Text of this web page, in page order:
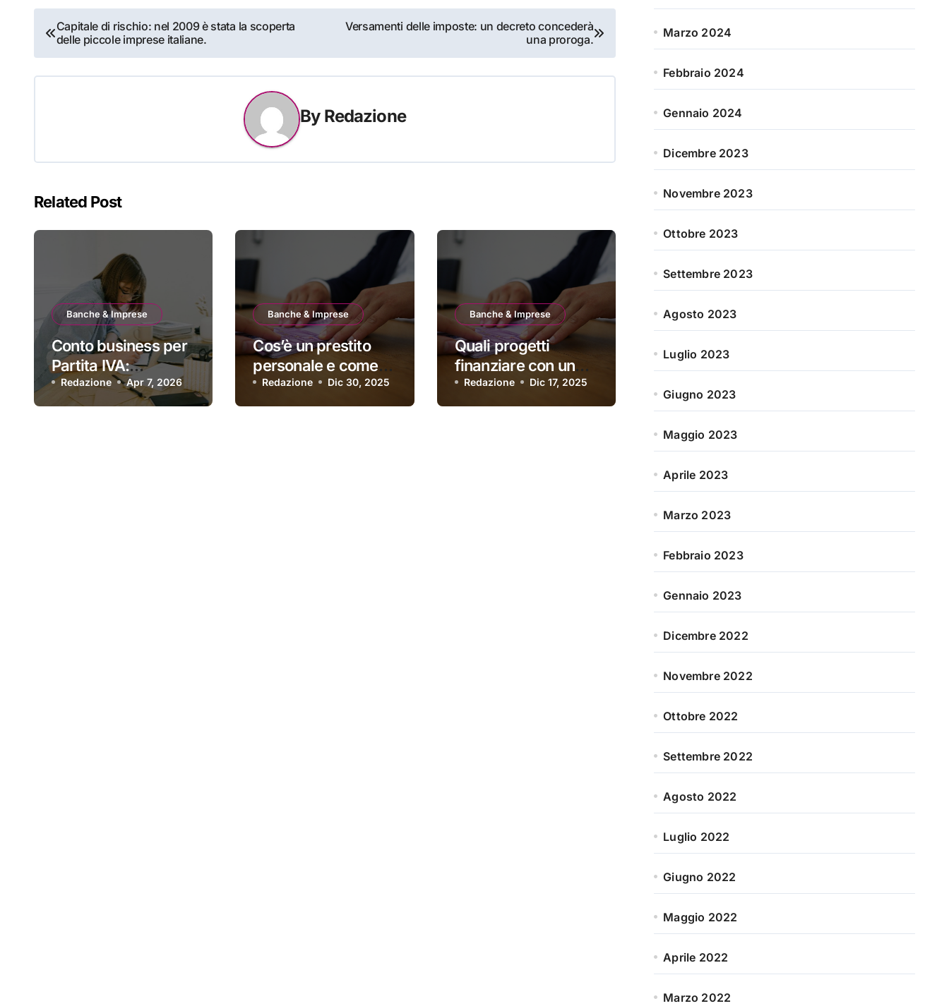
Navigazione
articoli
Capitale di rischio: nel 2009 è stata la scoperta
delle piccole imprese italiane.
Versamenti delle imposte: un decreto concederà
una proroga.
By Redazione
Related Post
Banche & Imprese
Conto business per
Partita IVA:
checklist pratica
per scegliere quello
Redazione Apr 7, 2026
Banche & Imprese
Cos’è un prestito
personale e come
funziona davvero
Redazione Dic 30, 2025
Banche & Imprese
Quali progetti
finanziare con un
prestito personale?
Redazione Dic 17, 2025
Marzo 2024
Febbraio 2024
Gennaio 2024
Dicembre 2023
Novembre 2023
Ottobre 2023
Settembre 2023
Agosto 2023
Luglio 2023
Giugno 2023
Maggio 2023
Aprile 2023
Marzo 2023
Febbraio 2023
Gennaio 2023
Dicembre 2022
Novembre 2022
Ottobre 2022
Settembre 2022
Agosto 2022
Luglio 2022
Giugno 2022
Maggio 2022
Aprile 2022
Marzo 2022